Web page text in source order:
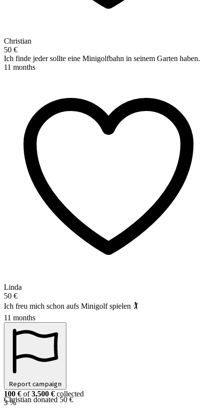
Christian
50 €
Ich finde jeder sollte eine Minigolfbahn in seinem Garten haben.
11 months
Linda
50 €
Ich freu mich schon aufs Minigolf spielen 🏌️
11 months
Report campaign
100 € of3.500 € collected
3 %
Christian donated 50 €